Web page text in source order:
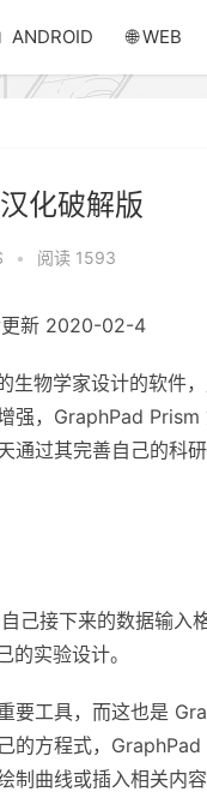
ANDROID 🌐 WEB
化破解版
• 阅读 1593
新 2020-02-4
物学家设计的软件
强，GraphPad
过其完善自己的科研
己接下来的数据输入
实验设计。
要工具，而这也是
的方程式，
曲线或插入相关内容